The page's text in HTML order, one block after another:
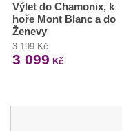
Výlet do Chamonix, k
hoře Mont Blanc a do
Ženevy
3 199 Kč
3 099 Kč